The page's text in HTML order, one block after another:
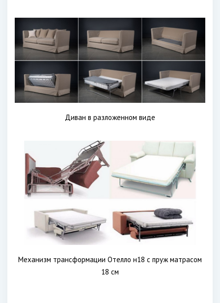
Диван в разложенном виде
Механизм трансформации Отелло н18 с пруж матрасом
18 см